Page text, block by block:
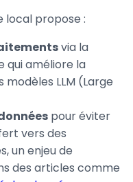
local propose :
via la
qui améliore la
modèles LLM (Large
pour éviter
vers des
un enjeu de
des articles comme